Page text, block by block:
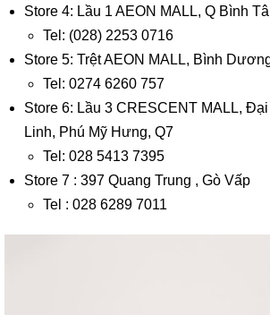
Store 4: Lầu 1 AEON MALL, Q Bình
Tel: (028) 2253 0716
Store 5: Trệt AEON MALL, Bình
Tel: 0274 6260 757
Store 6: Lầu 3 CRESCENT MALL,
Linh, Phú Mỹ Hưng, Q7
Tel: 028 5413 7395
Store 7 : 397 Quang Trung , Gò Vấp
Tel : 028 6289 7011